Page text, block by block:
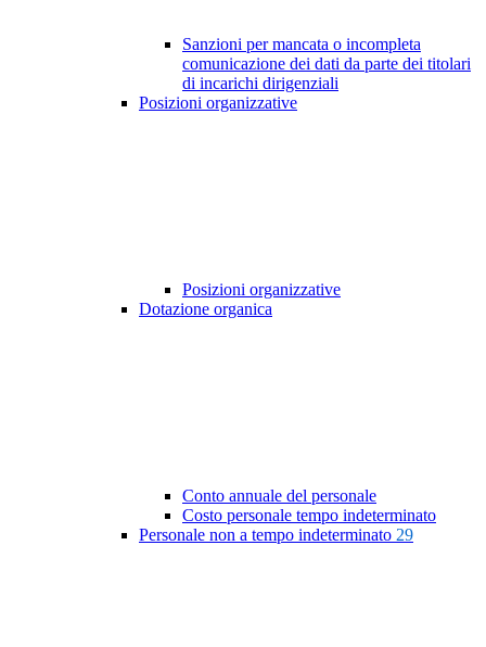
Sanzioni per mancata o incompleta
comunicazione dei dati da parte dei titolari
di incarichi dirigenziali
Posizioni organizzative
Posizioni organizzative
Dotazione organica
Conto annuale del personale
Costo personale tempo indeterminato
Personale non a tempo indeterminato 29